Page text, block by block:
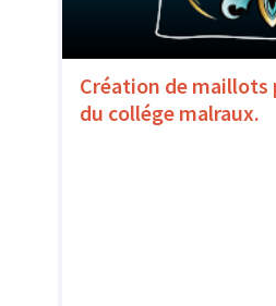
Création de maillots
du collége malraux.